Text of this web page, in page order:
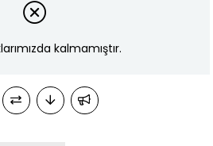
kalmamıştır.